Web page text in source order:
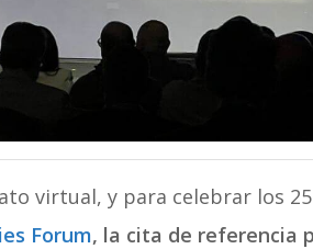
virtual, y para celebrar los
Forum, la cita de referencia